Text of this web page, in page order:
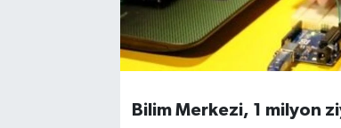
Bilim Merkezi, 1 milyon